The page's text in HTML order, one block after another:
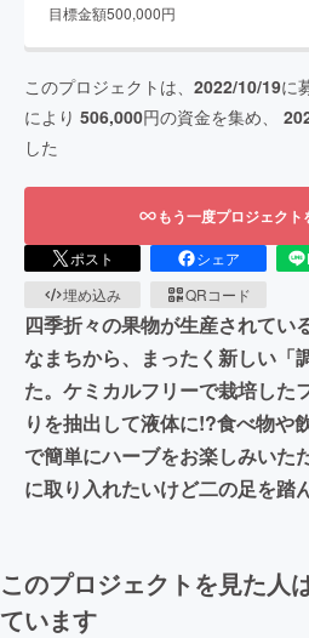
目標金額500,000円
このプロジェクトは、 2022/10/19に
により 506,000円の資金を集め、
した
もう一度プロジェク
ポスト シェア
埋め込み
QRコード
四季折々の果物が生産されてい
なまちから、まったく新しい「
た。ケミカルフリーで栽培した
りを抽出して液体に!?食べ物や
で簡単にハーブをお楽しみいた
に取り入れたいけど二の足を踏
このプロジェクトを見た人
ています